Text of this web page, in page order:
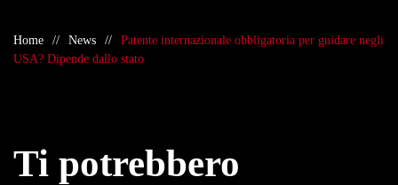
Home News
Patente internazionale obbligatoria per guidare negli
USA? Dipende dallo stato
Ti potrebbero